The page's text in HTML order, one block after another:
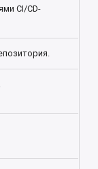
CI/CD-